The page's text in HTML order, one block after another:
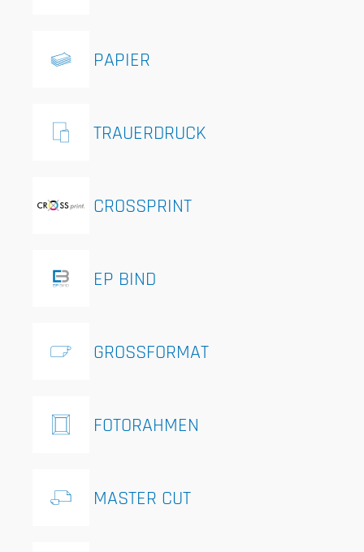
PAPIER
TRAUERDRUCK
CROSSPRINT
EP BIND
GROSSFORMAT
FOTORAHMEN
MASTER CUT